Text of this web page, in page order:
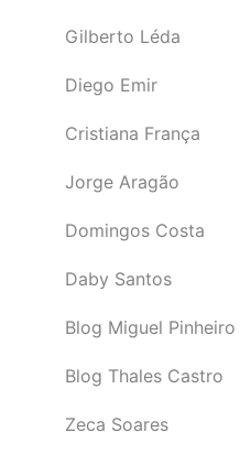
Gilberto Léda
Diego Emir
Cristiana França
Jorge Aragão
Domingos Costa
Daby Santos
Blog Miguel Pinheiro
Blog Thales Castro
Zeca Soares